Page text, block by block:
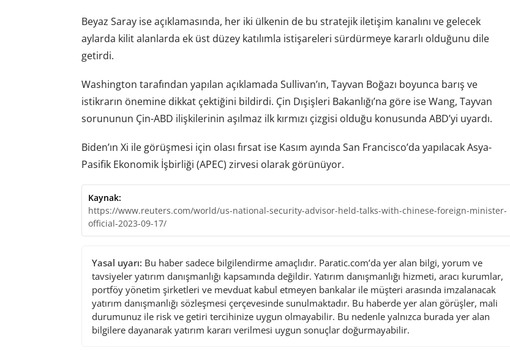
Beyaz Saray ise açıklamasında, her iki ülkenin de bu stratejik iletişim kanalını ve gelecek
aylarda kilit alanlarda ek üst düzey katılımla istişareleri sürdürmeye kararlı olduğunu dile
getirdi.
Washington tarafından yapılan açıklamada Sullivan’ın, Tayvan Boğazı boyunca barış ve
istikrarın önemine dikkat çektiğini bildirdi. Çin Dışişleri Bakanlığı’na göre ise Wang, Tayvan
sorununun Çin-ABD ilişkilerinin aşılmaz ilk kırmızı çizgisi olduğu konusunda ABD’yi uyardı.
Biden’ın Xi ile görüşmesi için olası fırsat ise Kasım ayında San Francisco’da yapılacak Asya-
Pasifik Ekonomik İşbirliği (APEC) zirvesi olarak görünüyor.
Kaynak:
https://www.reuters.com/world/us-national-security-advisor-held-talks-with-chinese-foreign-minister-
official-2023-09-17/
Yasal uyarı: Bu haber sadece bilgilendirme amaçlıdır. Paratic.com’da yer alan bilgi, yorum ve
tavsiyeler yatırım danışmanlığı kapsamında değildir. Yatırım danışmanlığı hizmeti, aracı kurumlar,
portföy yönetim şirketleri ve mevduat kabul etmeyen bankalar ile müşteri arasında imzalanacak
yatırım danışmanlığı sözleşmesi çerçevesinde sunulmaktadır. Bu haberde yer alan görüşler, mali
durumunuz ile risk ve getiri tercihinize uygun olmayabilir. Bu nedenle yalnızca burada yer alan
bilgilere dayanarak yatırım kararı verilmesi uygun sonuçlar doğurmayabilir.